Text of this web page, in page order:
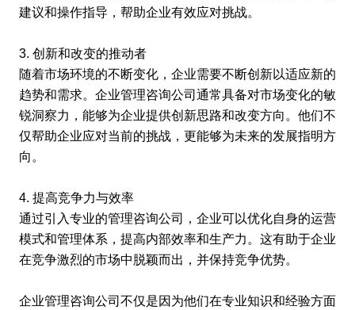
建议和操作指导，帮助企业有效应对挑战。
3. 创新和改变的推动者
随着市场环境的不断变化，企业需要不断创新以适应新的
趋势和需求。企业管理咨询公司通常具备对市场变化的敏
锐洞察力，能够为企业提供创新思路和改变方向。他们不
仅帮助企业应对当前的挑战，更能够为未来的发展指明方
向。
4. 提高竞争力与效率
通过引入专业的管理咨询公司，企业可以优化自身的运营
模式和管理体系，提高内部效率和生产力。这有助于企业
在竞争激烈的市场中脱颖而出，并保持竞争优势。
企业管理咨询公司 不仅是因为他们在专业知识和经验方面